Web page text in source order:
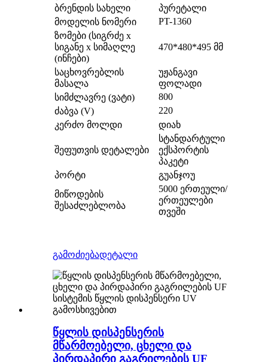
ბრენდის სახელი
პურეტალი
მოდელის ნომერი
PT-1360
ზომები (სიგრძე x
სიგანე x სიმაღლე
(ინჩები)
470*480*495 მმ
საცხოვრებლის
მასალა
უჟანგავი
ფოლადი
სიმძლავრე (ვატი)
800
ძაბვა (V)
220
კერძო მოლდი
დიახ
შეფუთვის დეტალები
სტანდარტული
ექსპორტის
პაკეტი
პორტი
გუანჯოუ
მიწოდების
შესაძლებლობა
5000 ერთეული/
ერთეულები
თვეში
გამოძიებადეტალი
წყლის დისპენსერის
მწარმოებელი, ცხელი და
პირდაპირი გაგრილების UF